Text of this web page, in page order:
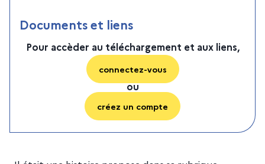
Documents et liens
Pour accèder au téléchargement et aux liens,
connectez-vous
ou
créez un compte